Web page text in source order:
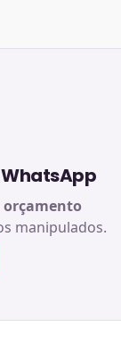
WhatsApp
orçamento
manipulados.